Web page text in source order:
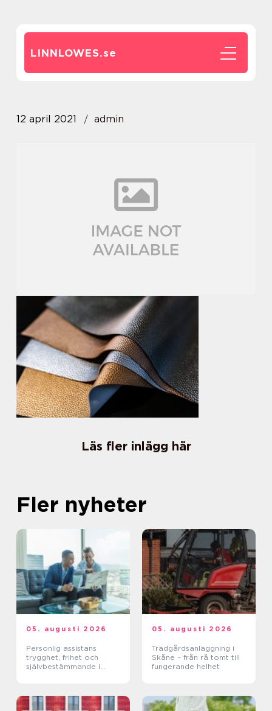
LINNLOWES.se
12 april 2021 admin
Läs fler inlägg här
Fler nyheter
05. augusti 2026
Personlig assistans
trygghet, frihet och
självbestämmande i
05. augusti 2026
Trädgårdsanläggning i
Skåne – från rå tomt till
fungerande helhet